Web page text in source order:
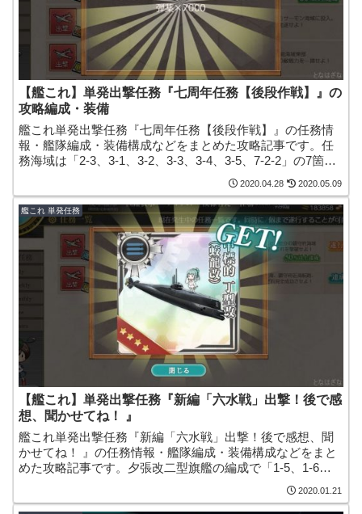
【艦これ】単発出撃任務『七周年任務【後段作戦】』の
攻略編成・装備
艦これ単発出撃任務『七周年任務【後段作戦】』の任務情
報・艦隊編成・装備構成などをまとめた攻略記事です。任
務海域は「2-3、3-1、3-2、3-3、3-4、3-5、7-2-2」の7箇
所。「61cm三連装(酸素)魚雷後期型★+7」や
「Swordfish(水上機型)」をゲットできます！
2020.04.28 2020.05.09
艦これ 単発任務
【艦これ】単発出撃任務『新編「六水戦」出撃！後で感
想、聞かせてね！ 』
艦これ単発出撃任務『新編「六水戦」出撃！後で感想、聞
かせてね！ 』の任務情報・艦隊編成・装備構成などをまと
めた攻略記事です。夕張改二型旗艦の編成で「1-5、1-6、2-
2、3-2、7-1」の5海域を周回。報酬で改良型の高性能な甲
標的「甲標的 丁型改(蛟龍改)」や、「補強増設」をゲット
2020.01.21